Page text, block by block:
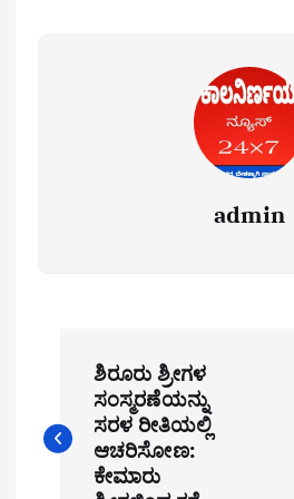
admin
s
ಶಿರೂರು ಶ್ರೀಗಳ
ಸಂಸ್ಮರಣೆಯನ್ನು
ಸರಳ ರೀತಿಯಲ್ಲಿ
ಆಚರಿಸೋಣ:
ಕೇಮಾರು